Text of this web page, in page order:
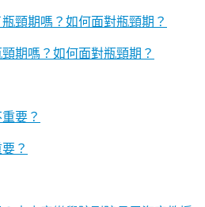
期嗎？如何面對瓶頸期？
？